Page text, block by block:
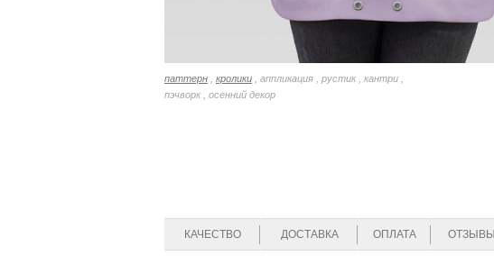
паттерн кролики , аппликация , рустик , кантри ,
пэчворк , осенний декор
КАЧЕСТВО ДОСТАВКА ОПЛАТА ОТЗЫВЫ